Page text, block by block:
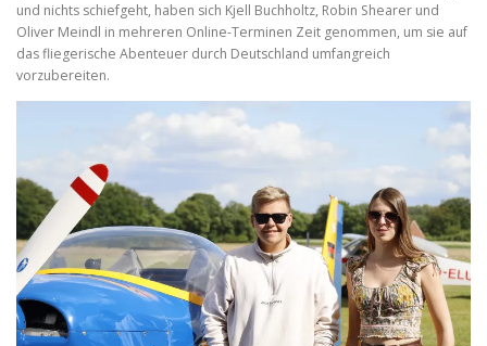
und nichts schiefgeht, haben sich Kjell Buchholtz, Robin Shearer und
Oliver Meindl in mehreren Online-Terminen Zeit genommen, um sie auf
das fliegerische Abenteuer durch Deutschland umfangreich
vorzubereiten.